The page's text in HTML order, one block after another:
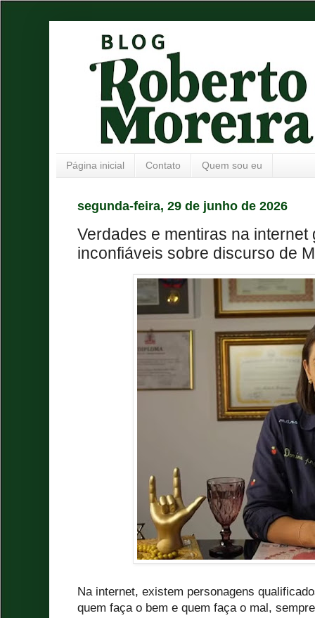
Página inicial Contato Quem sou eu
segunda-feira, 29 de junho de 2026
Verdades e mentiras na internet
inconfiáveis sobre discurso de
Na internet, existem personagens
quem faça o bem e quem faça o mal,